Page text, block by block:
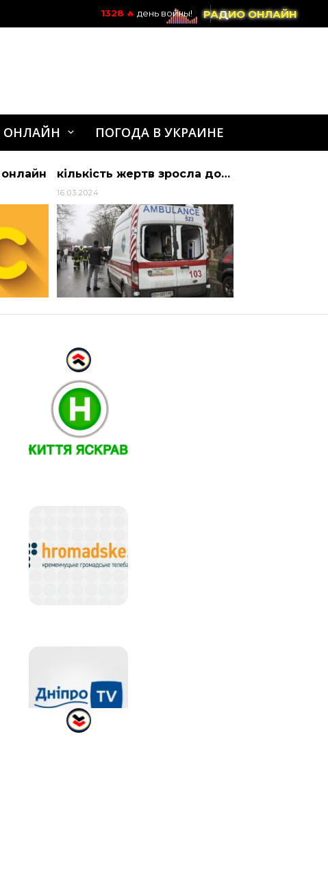
РАДИО ОНЛАЙН
1328 🔥день войны!
ОНЛАЙН ПОГОДА В УКРАИНЕ
кількість жертв зросла до 19 — Україна
16.03.2024